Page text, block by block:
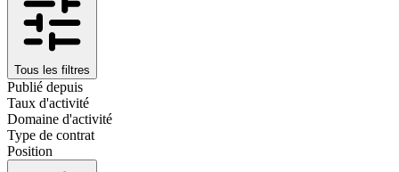
Tous les filtres
Publié depuis
Taux d'activité
Domaine d'activité
Type de contrat
Position